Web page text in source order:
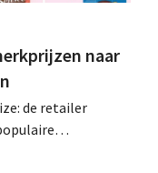
naar
de retailer